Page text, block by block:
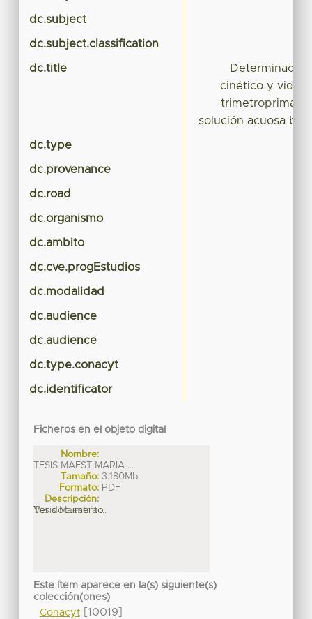
dc.subject
dc.subject.classification
dc.title
cinético y vida
trimetroprima y
solución acuosa
dc.type
dc.provenance
dc.road
dc.organismo
dc.ambito
dc.cve.progEstudios
dc.modalidad
dc.audience
dc.audience
dc.type.conacyt
dc.identificator
Ficheros en el objeto digital
Nombre:
TESIS MAEST MARIA ...
Tamaño: 3.180Mb
Formato: PDF
Descripción:
Tesis Maestría ...
Ver documento
Este ítem aparece en la(s) siguiente(s)
colección(ones)
Conacyt[10019]